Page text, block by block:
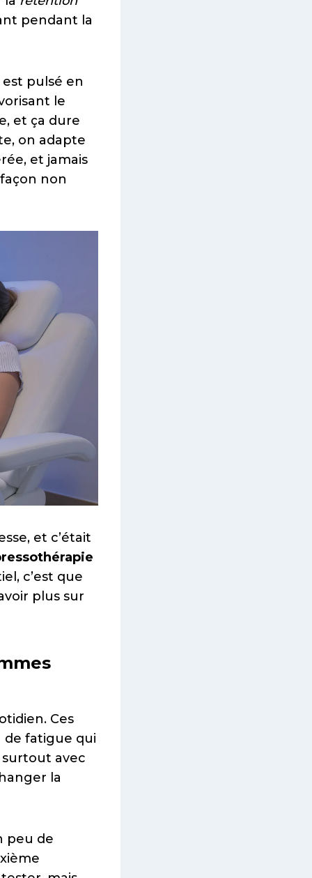
pendant la
pulsé en
le
et ça dure
on adapte
et jamais
non
et c’était
c’est que
plus sur
Ces
fatigue qui
surtout avec
la
peu de